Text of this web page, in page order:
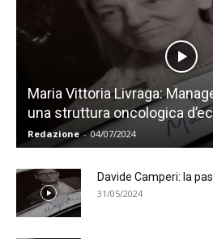
Maria Vittoria Livraga:
una struttura oncologica
Redazione - 04/07/2024
Davide Camperi: la
31/05/2024